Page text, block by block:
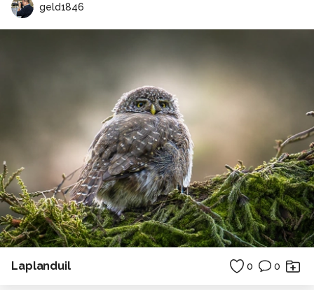
geld1846
Laplanduil 0 0